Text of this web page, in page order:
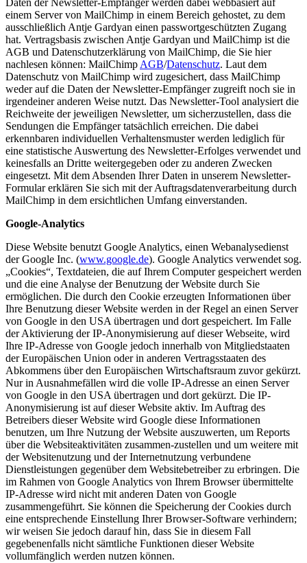
Daten der Newsletter-Empfänger werden dabei webbasiert auf
einem Server von MailChimp in einem Bereich gehostet, zu dem
ausschließlich Antje Gardyan einen passwortgeschützten Zugang
hat. Vertragsbasis zwischen Antje Gardyan und MailChimp ist die
AGB und Datenschutzerklärung von MailChimp, die Sie hier
nachlesen können: MailChimp AGB/Datenschutz. Laut dem
Datenschutz von MailChimp wird zugesichert, dass MailChimp
weder auf die Daten der Newsletter-Empfänger zugreift noch sie in
irgendeiner anderen Weise nutzt. Das Newsletter-Tool analysiert die
Reichweite der jeweiligen Newsletter, um sicherzustellen, dass die
Sendungen die Empfänger tatsächlich erreichen. Die dabei
erkennbaren individuellen Verhaltensmuster werden lediglich für
eine statistische Auswertung des Newsletter-Erfolges verwendet und
keinesfalls an Dritte weitergegeben oder zu anderen Zwecken
eingesetzt. Mit dem Absenden Ihrer Daten in unserem Newsletter-
Formular erklären Sie sich mit der Auftragsdatenverarbeitung durch
MailChimp in dem ersichtlichen Umfang einverstanden.
Google-Analytics
Diese Website benutzt Google Analytics, einen Webanalysedienst
der Google Inc. (www.google.de). Google Analytics verwendet sog.
„Cookies“, Textdateien, die auf Ihrem Computer gespeichert werden
und die eine Analyse der Benutzung der Website durch Sie
ermöglichen. Die durch den Cookie erzeugten Informationen über
Ihre Benutzung dieser Website werden in der Regel an einen Server
von Google in den USA übertragen und dort gespeichert. Im Falle
der Aktivierung der IP-Anonymisierung auf dieser Webseite, wird
Ihre IP-Adresse von Google jedoch innerhalb von Mitgliedstaaten
der Europäischen Union oder in anderen Vertragsstaaten des
Abkommens über den Europäischen Wirtschaftsraum zuvor gekürzt.
Nur in Ausnahmefällen wird die volle IP-Adresse an einen Server
von Google in den USA übertragen und dort gekürzt. Die IP-
Anonymisierung ist auf dieser Website aktiv. Im Auftrag des
Betreibers dieser Website wird Google diese Informationen
benutzen, um Ihre Nutzung der Website auszuwerten, um Reports
über die Websiteaktivitäten zusammen-zustellen und um weitere mit
der Websitenutzung und der Internetnutzung verbundene
Dienstleistungen gegenüber dem Websitebetreiber zu erbringen. Die
im Rahmen von Google Analytics von Ihrem Browser übermittelte
IP-Adresse wird nicht mit anderen Daten von Google
zusammengeführt. Sie können die Speicherung der Cookies durch
eine entsprechende Einstellung Ihrer Browser-Software verhindern;
wir weisen Sie jedoch darauf hin, dass Sie in diesem Fall
gegebenenfalls nicht sämtliche Funktionen dieser Website
vollumfänglich werden nutzen können.